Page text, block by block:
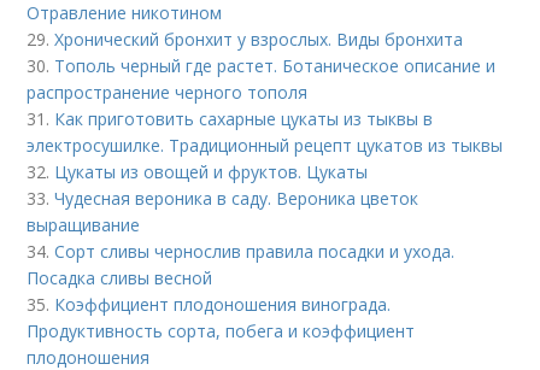
Отравление никотином
29.Хронический бронхит у взрослых. Виды бронхита
30. Тополь черный где растет. Ботаническое описание и
распространение черного тополя
31. Как приготовить сахарные цукаты из тыквы в
электросушилке. Традиционный рецепт цукатов из тыквы
32. Цукаты из овощей и фруктов. Цукаты
33.Чудесная вероника в саду. Вероника цветок
выращивание
34.Сорт сливы чернослив правила посадки и ухода.
Посадка сливы весной
35. Коэффициент плодоношения винограда.
Продуктивность сорта, побега и коэффициент
плодоношения